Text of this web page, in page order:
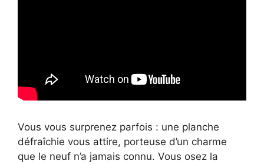
Vous vous surprenez parfois : une planche
défraîchie vous attire, porteuse d’un charme
que le neuf n’a jamais connu. Vous osez la